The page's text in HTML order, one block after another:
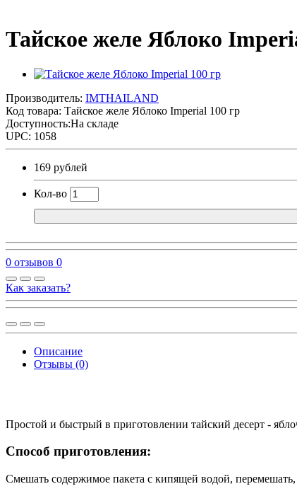
Тайское желе Яблоко
Производитель: IMTHAILAND
Код товара: Тайское желе Яблоко Imperial 100 гр
Доступность:На складе
UPC: 1058
169 рублей
Кол-во
0 отзывов 0
Как заказать?
Описание
Отзывы (0)
Простой и быстрый в приготовлении тайский десерт -
Способ приготовления:
Смешать содержимое пакета с кипящей водой, перемешать,